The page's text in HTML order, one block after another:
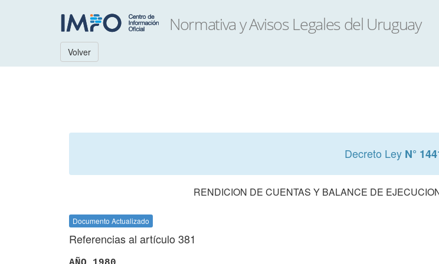
Volver
Decreto Ley N°
RENDICION DE CUENTAS Y BALANCE DE
Documento Actualizado
Referencias al artículo 381